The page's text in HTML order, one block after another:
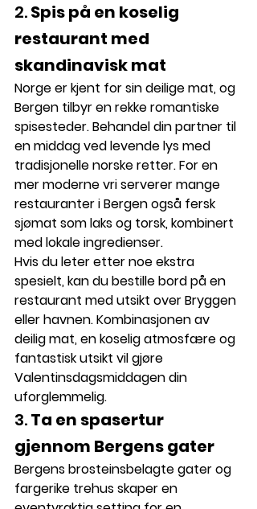
2. Spis på en koselig
restaurant med
skandinavisk mat
Norge er kjent for sin deilige mat, og
Bergen tilbyr en rekke romantiske
spisesteder. Behandel din partner til
en middag ved levende lys med
tradisjonelle norske retter. For en
mer moderne vri serverer mange
restauranter i Bergen også fersk
sjømat som laks og torsk, kombinert
med lokale ingredienser.
Hvis du leter etter noe ekstra
spesielt, kan du bestille bord på en
restaurant med utsikt over Bryggen
eller havnen. Kombinasjonen av
deilig mat, en koselig atmosfære og
fantastisk utsikt vil gjøre
Valentinsdagsmiddagen din
uforglemmelig.
3. Ta en spasertur
gjennom Bergens gater
Bergens brosteinsbelagte gater og
fargerike trehus skaper en